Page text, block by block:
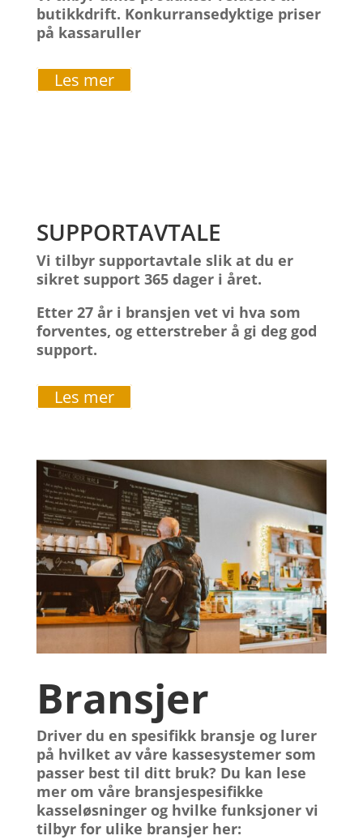
butikkdrift. Konkurransedyktige priser
på kassaruller
Les mer
SUPPORTAVTALE
Vi tilbyr supportavtale slik at du er
sikret support 365 dager i året.
Etter 27 år i bransjen vet vi hva som
forventes, og etterstreber å gi deg god
support.
Les mer
Bransjer
Driver du en spesifikk bransje og lurer
på hvilket av våre kassesystemersom
passer best til ditt bruk? Du kan lese
mer om våre bransjespesifikke
kasseløsningerog hvilke funksjoner vi
tilbyr for ulike bransjer her: